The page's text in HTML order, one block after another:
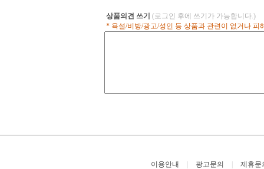
상품의견 쓰기 (로그인 후에 쓰기가 가능합니다.)
* 욕설/비방/광고/성인 등 상품과 관련이 없거나
이용안내 광고문의 제휴문